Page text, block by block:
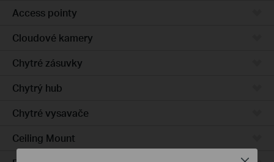
Access pointy
Cloudové kamery
Chytré zásuvky
Chytrý hub
Chytré vysavače
Ceiling Mount